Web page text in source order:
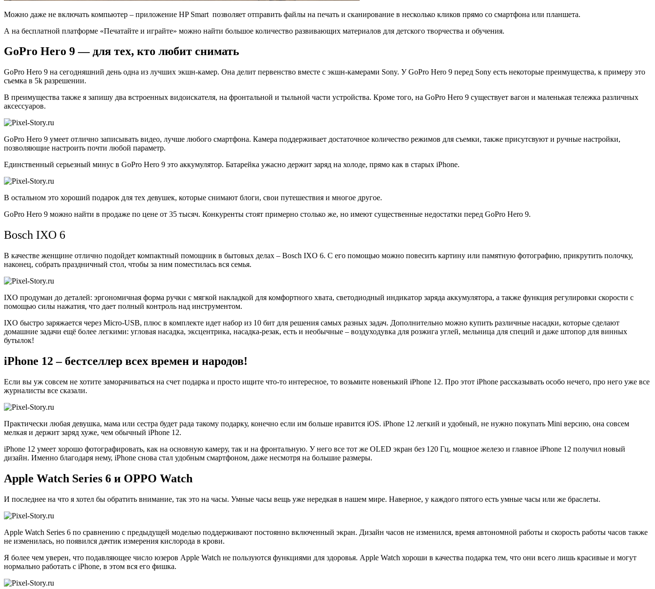
Можно даже не включать компьютер – приложение HP Smart позволяет отправить файлы на печать и сканирование в несколько кликов прямо со смартфона или планшета.
А на бесплатной платформе «Печатайте и играйте» можно найти большое количество развивающих материалов для детского творчества и обучения.
GoPro Hero 9 — для тех, кто любит снимать
GoPro Hero 9 на сегодняшний день одна из лучших экшн-камер. Она делит первенство вместе c экшн-камерами Sony. У GoPro Hero 9 перед Sony есть некоторые преимущества, к примеру это
съемка в 5k разрешении.
В преимущества также я запишу два встроенных видоискателя, на фронтальной и тыльной части устройства. Кроме того, на GoPro Hero 9 существует вагон и маленькая тележка различных
аксессуаров.
GoPro Hero 9 умеет отлично записывать видео, лучше любого смартфона. Камера поддерживает достаточное количество режимов для съемки, также присутсвуют и ручные настройки,
позволяющие настроить почти любой параметр.
Единственный серьезный минус в GoPro Hero 9 это аккумулятор. Батарейка ужасно держит заряд на холоде, прямо как в старых iPhone.
В остальном это хороший подарок для тех девушек, которые снимают блоги, свои путешествия и многое другое.
GoPro Hero 9 можно найти в продаже по цене от 35 тысяч. Конкуренты стоят примерно столько же, но имеют существенные недостатки перед GoPro Hero 9.
Bosch IXO 6
В качестве женщине отлично подойдет компактный помощник в бытовых делах – Bosch IXO 6. С его помощью можно повесить картину или памятную фотографию, прикрутить полочку,
наконец, собрать праздничный стол, чтобы за ним поместилась вся семья.
IXO продуман до деталей: эргономичная форма ручки с мягкой накладкой для комфортного хвата, светодиодный индикатор заряда аккумулятора, а также функция регулировки скорости с
помощью силы нажатия, что дает полный контроль над инструментом.
IXO быстро заряжается через Micro-USB, плюс в комплекте идет набор из 10 бит для решения самых разных задач. Дополнительно можно купить различные насадки, которые сделают
домашние задачи ещё более легкими: угловая насадка, эксцентрика, насадка-резак, есть и необычные – воздуходувка для розжига углей, мельница для специй и даже штопор для винных
бутылок!
iPhone 12 – бестселлер всех времен и народов!
Если вы уж совсем не хотите заморачиваться на счет подарка и просто ищите что-то интересное, то возьмите новенький iPhone 12. Про этот iPhone рассказывать особо нечего, про него уже все
журналисты все сказали.
Практически любая девушка, мама или сестра будет рада такому подарку, конечно если им больше нравится iOS. iPhone 12 легкий и удобный, не нужно покупать Mini версию, она совсем
мелкая и держит заряд хуже, чем обычный iPhone 12.
iPhone 12 умеет хорошо фотографировать, как на основную камеру, так и на фронтальную. У него все тот же OLED экран без 120 Гц, мощное железо и главное iPhone 12 получил новый
дизайн. Именно благодаря нему, iPhone снова стал удобным смартфоном, даже несмотря на большие размеры.
Apple Watch Series 6 и OPPO Watch
И последнее на что я хотел бы обратить внимание, так это на часы. Умные часы вещь уже нередкая в нашем мире. Наверное, у каждого пятого есть умные часы или же браслеты.
Apple Watch Series 6 по сравнению с предыдущей моделью поддерживают постоянно включенный экран. Дизайн часов не изменился, время автономной работы и скорость работы часов также
не изменилась, но появился дачтик измерения кислорода в крови.
Я более чем уверен, что подавляющее число юзеров Apple Watch не пользуются функциями для здоровья. Apple Watch хороши в качества подарка тем, что они всего лишь красивые и могут
нормально работать с iPhone, в этом вся его фишка.